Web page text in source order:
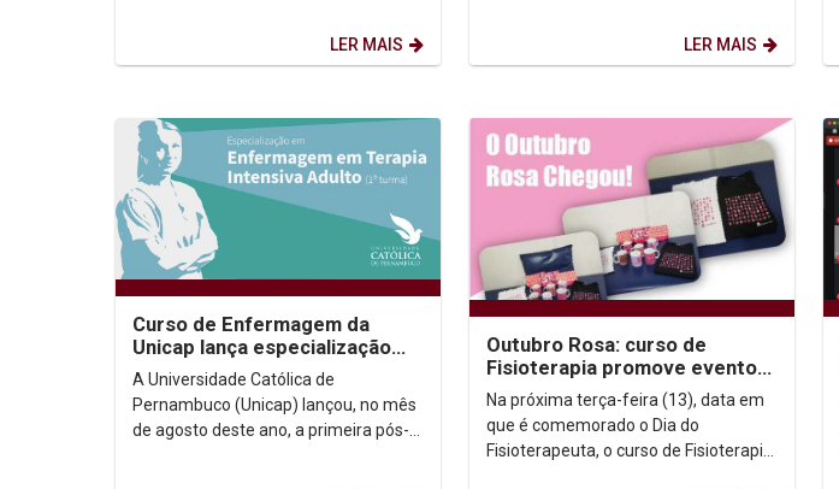
LER MAIS
LER MAIS
Curso de Enfermagem da
Unicap lança especialização
em terapia intensiva
A Universidade Católica de
Pernambuco (Unicap) lançou, no mês
de agosto deste ano, a primeira pós-
Outubro Rosa: curso de
Fisioterapia promove evento
beneficente em prol da ONG
CasaRosa
Na próxima terça-feira (13), data em
que é comemorado o Dia do
Fisioterapeuta, o curso de Fisioterapia